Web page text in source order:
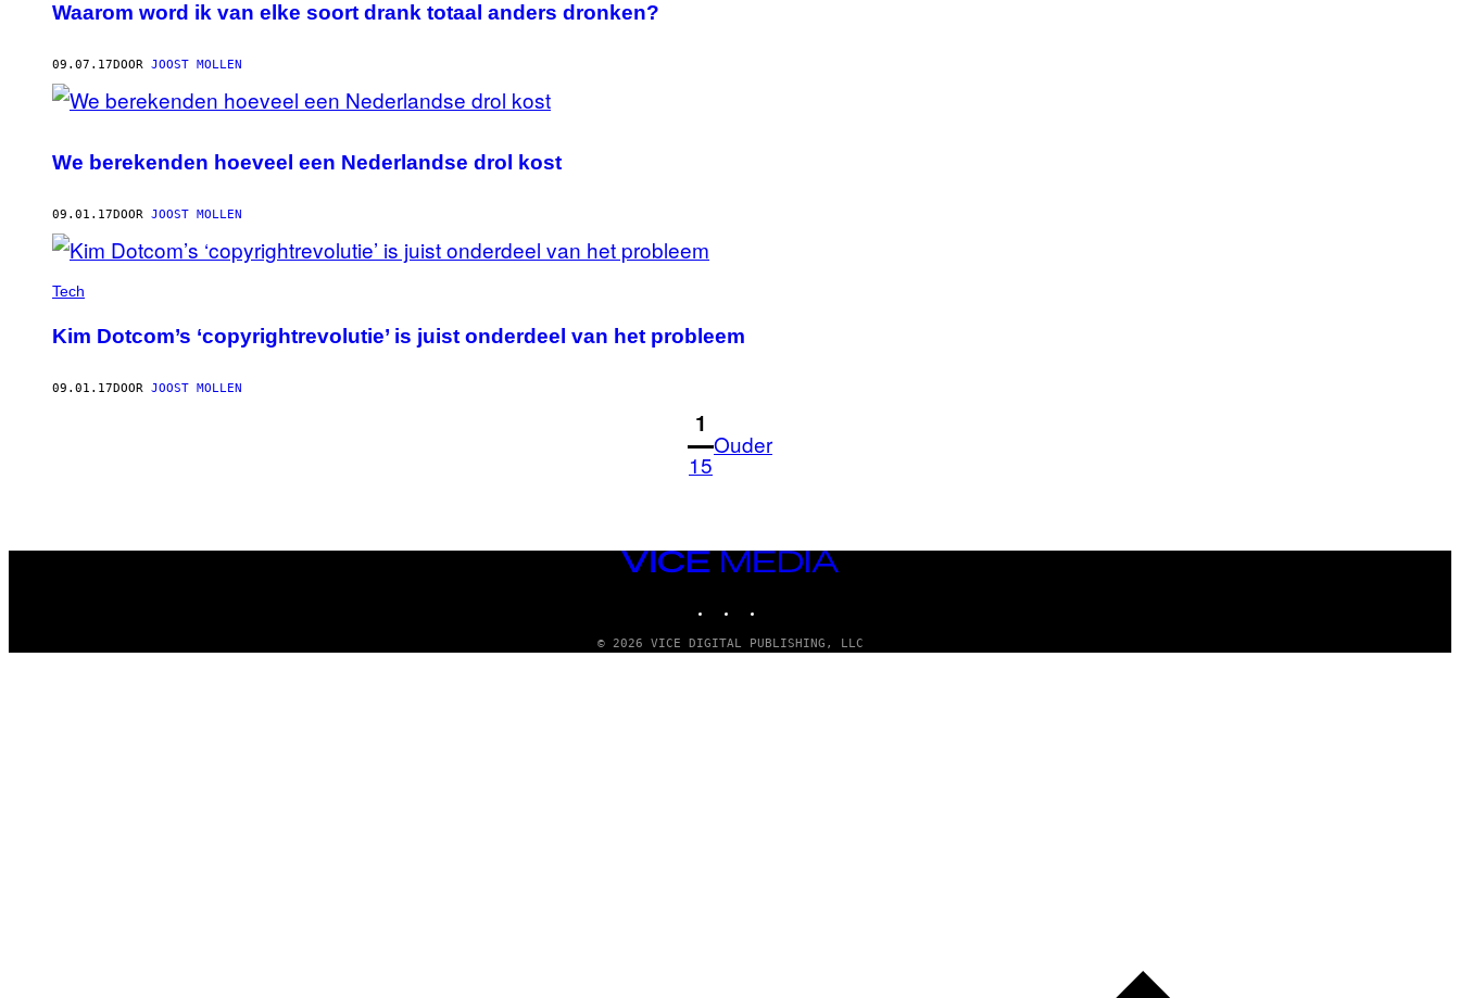
Waarom word ik van elke soort drank totaal anders dronken?
09.07.17DOOR JOOST MOLLEN
We berekenden hoeveel een Nederlandse drol kost
09.01.17DOOR JOOST MOLLEN
Tech
Kim Dotcom’s ‘copyrightrevolutie’ is juist onderdeel van het probleem
09.01.17DOOR JOOST MOLLEN
1
15
Ouder
VICE
© 2026 VICE DIGITAL PUBLISHING, LLC